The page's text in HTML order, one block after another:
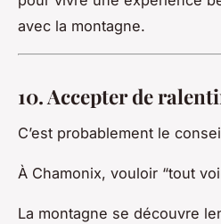
avec la montagne.
10. Accepter de
C’est probablement le
À Chamonix, vouloir “tout
La montagne se découvre